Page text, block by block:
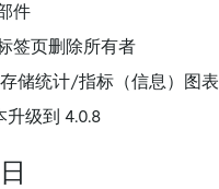
件
签页删除所有者
储统计/指标（信息）图表
升级到 4.0.8